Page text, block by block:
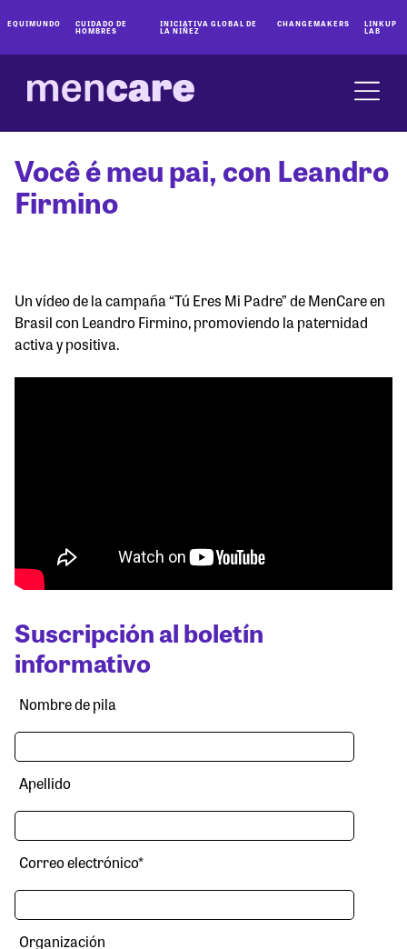
EQUIMUNDO CUIDADO DE
HOMBRES
INICIATIVA GLOBAL DE
LA NIÑEZ
CHANGEMAKERS LINKUP
LAB
Você é meu pai, con Leandro
Firmino
Un vídeo de la campaña “Tú Eres Mi Padre” de MenCare en
Brasil con Leandro Firmino, promoviendo la paternidad
activa y positiva.
Suscripción al boletín
informativo
Nombre de pila
Apellido
Correo electrónico*
Organización